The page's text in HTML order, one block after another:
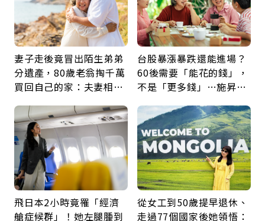
妻子走後竟冒出陌生弟弟
分遺產，80歲老翁掏千萬
買回自己的家：夫妻相守
台股暴漲暴跌還能進場？
60後需要「能花的錢」，
不是「更多錢」…施昇
票
飛日本2小時竟罹「經濟
艙症候群」！她左腿腫到
從女工到50歲提早退休、
走過77個國家後她領悟：